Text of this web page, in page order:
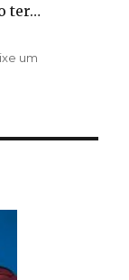
ter…
um